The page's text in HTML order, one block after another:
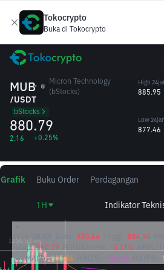
Tokocrypto
Buka di Tokocrypto
Fitur Withdrawal & Deposit pada token ini
sampai pemberitahuan selanjutnya.
MUB
Micron Technology
(bStocks)
/USDT
bStocks
880.79
2.16 +0.25%
High
885.95
Low
877.46
Grafik Buku Order Perdagangan
1H Indikator
2026/08/09 Buka: 883.64 884.94
Tutup: 880.79 PERUBAHAN: -0.31%
MA(7): 877.86 880.15